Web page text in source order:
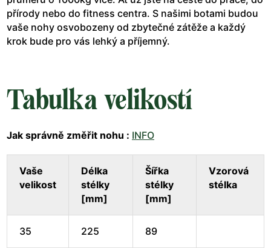
přírody nebo do fitness centra. S našimi botami budou
vaše nohy osvobozeny od zbytečné zátěže a každý
krok bude pro vás lehký a příjemný.
Tabulka velikostí
Jak správně změřit nohu : INFO
Vaše
velikost
Délka
stélky
[mm]
Šířka
stélky
[mm]
Vzorová
stélka
35 225 89